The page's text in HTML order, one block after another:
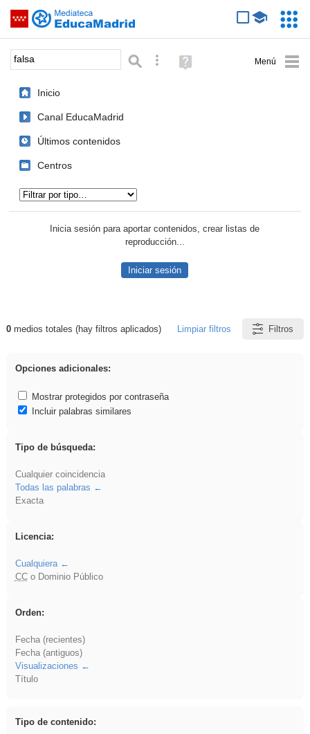
Saltar navegación
Palabra o frase: Búsqueda avanzada
Ayuda
(en
Inicio
Canal EducaMadrid
Últimos contenidos
Centros
Inicia sesión para aportar contenidos, crear listas de
reproducción...
Iniciar sesión
Resultados de: falsa
0medios totales (hay filtros aplicados) Limpiar filtros Filtros
Opciones adicionales:
Mostrar protegidos por contraseña
Incluir palabras similares
Tipo de búsqueda:
Cualquier coincidencia
Todas las palabras
Exacta
Licencia:
Cualquiera
CCo Dominio Público
Orden:
Fecha (recientes)
Fecha (antiguos)
Visualizaciones
Título
Tipo de contenido: